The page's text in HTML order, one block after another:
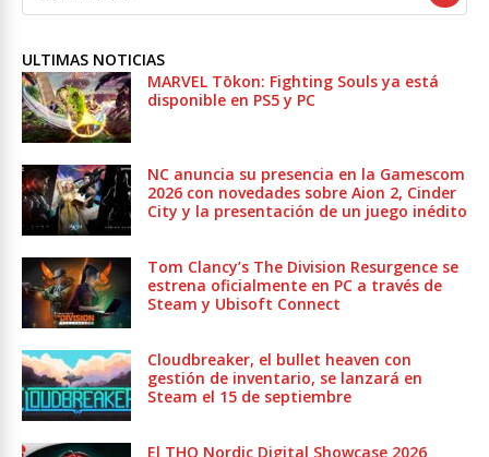
ULTIMAS NOTICIAS
MARVEL Tōkon: Fighting Souls ya está
disponible en PS5 y PC
NC anuncia su presencia en la Gamescom
2026 con novedades sobre Aion 2, Cinder
City y la presentación de un juego inédito
Tom Clancy’s The Division Resurgence se
estrena oficialmente en PC a través de
Steam y Ubisoft Connect
Cloudbreaker, el bullet heaven con
gestión de inventario, se lanzará en
Steam el 15 de septiembre
El THQ Nordic Digital Showcase 2026